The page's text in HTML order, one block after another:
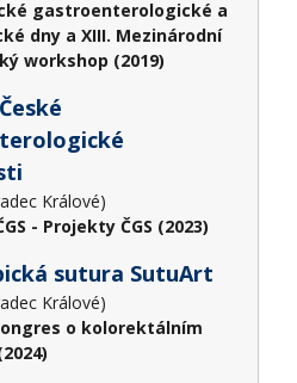
gastroenterologické a
dny a XIII. Mezinárodní
workshop (2019)
Králové)
- Projekty ČGS (2023)
sutura SutuArt
Králové)
o kolorektálním